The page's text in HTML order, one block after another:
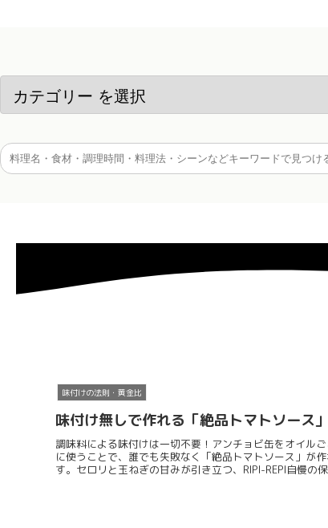
味付けの法則・黄金比
味付け無しで作れる「絶品トマトソース」
調味料による味付けは一切不要！アンチョビ缶をオイル
に使うことで、誰でも失敗なく「絶品トマトソース」が作
す。セロリと玉ねぎの甘みが引き立つ、RIPI-REPI自慢の